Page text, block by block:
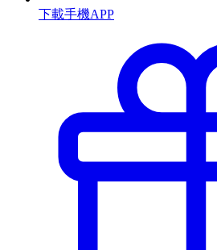
下載手機APP